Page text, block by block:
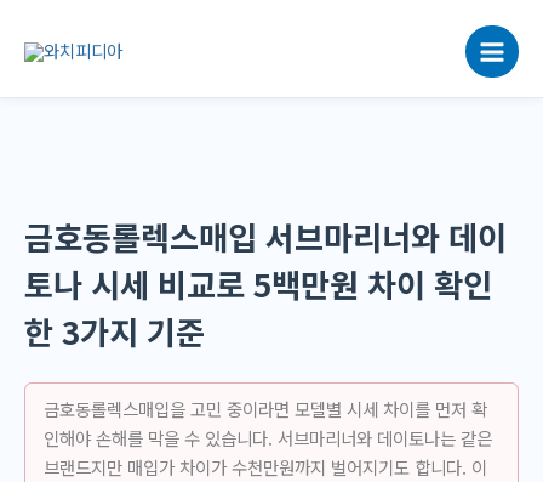
로
금호동롤렉스매입 서브마리너와 데이
토나 시세 비교로 5백만원 차이 확인
한 3가지 기준
금호동롤렉스매입을 고민 중이라면 모델별 시세 차이를 먼저 확
인해야 손해를 막을 수 있습니다. 서브마리너와 데이토나는 같은
브랜드지만 매입가 차이가 수천만원까지 벌어지기도 합니다. 이